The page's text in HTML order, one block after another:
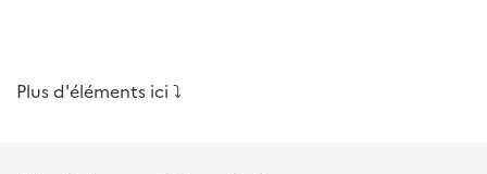
Plus d'éléments ici ⤵️